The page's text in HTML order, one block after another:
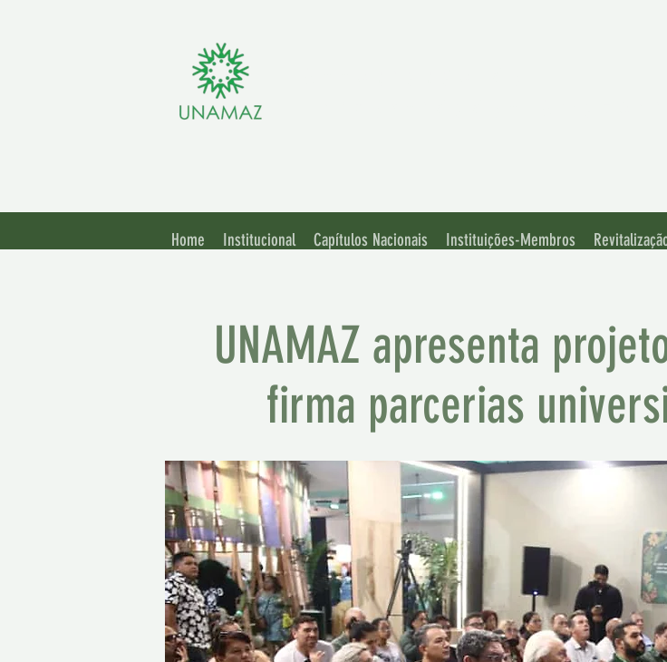
Home Institucional Capítulos Nacionais Instituições-Membros
UNAMAZ apresenta
firma parcerias